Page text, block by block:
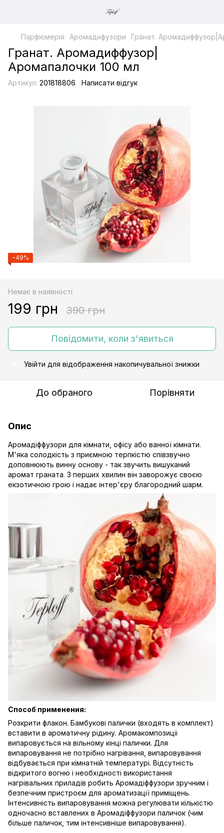
Парфюмерія Аромадифузори Гранат.
Гранат. Аромадиффузор|
Аромапалочки 100 мл
Артикул: 201818806 Написати відгук
−49%
Немає в наявності
199 грн 390 грн
Повідомити, коли з'явиться
Увійти для відображення накопичувальної знижки
До обраного Порівняти
Опис
Аромадіффузори для кімнати, офісу або ванної кімнати.
М'яка солодкість з приємною терпкістю співзвучно
доповнюють винну основу - так звучить вишуканий
аромат граната. З перших хвилин він заворожує своєю
екзотичною грою і надає інтер'єру благородний шарм.
Способ применения:
Розкрити флакон. Бамбукові палички (входять в комплект)
вставити в ароматичну рідину. Аромакомпозиціі
випаровується на вільному кінці палички. Для
випаровування не потрібно нагрівання, випаровування
відбувається при кімнатній температурі. Відсутність
відкритого вогню і необхідності використання
нагрівальних приладів робить Аромадіффузори зручним і
безпечним пристроєм для ароматизації приміщень.
Інтенсивність випаровування можна регулювати кількістю
одночасно вставлених в Аромадіффузори паличок (чим
більше паличок, тим інтенсивніше випаровування).